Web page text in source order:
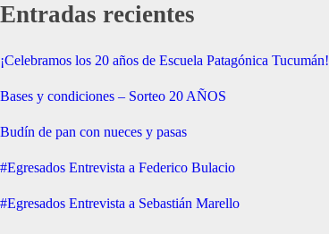
Entradas recientes
¡Celebramos los 20 años de Escuela Patagónica Tucumán!
Bases y condiciones – Sorteo 20 AÑOS
Budín de pan con nueces y pasas
#Egresados Entrevista a Federico Bulacio
#Egresados Entrevista a Sebastián Marello